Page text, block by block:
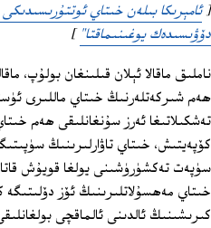
[ئامېرىكا بىلەن خىتاي
دۆۋىسىدەك يوغىنىماقتا" in new window
]
ھەم شىركەتلەرنىڭ خىتاي ماللىرى
تەشكىلاتىغا ئەرز سۇنغانلىقى ھەم
كۆپەيتىش، خىتاي تاۋارلىرىنىڭ
سۈپەت تەكشۈرۈشىنى يولغا قويۇش
خىتاي مەھسۇلاتلىرىنىڭ ئۆز
كىرىشىنىڭ ئالدىنى ئالماقچى